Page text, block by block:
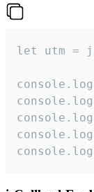
let utm =